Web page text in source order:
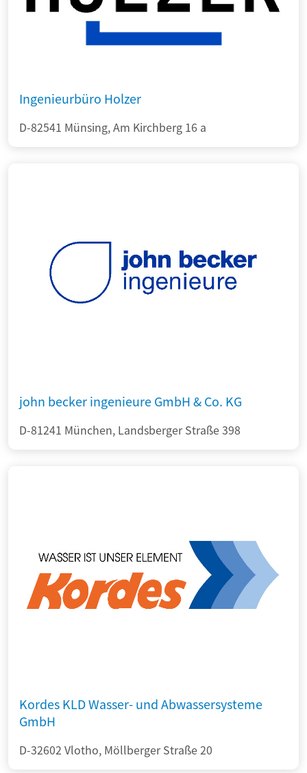
Ingenieurbüro Holzer
D-82541 Münsing, Am Kirchberg 16 a
john becker ingenieure GmbH & Co. KG
D-81241 München, Landsberger Straße 398
Kordes KLD Wasser- und Abwassersysteme
GmbH
D-32602 Vlotho, Möllberger Straße 20